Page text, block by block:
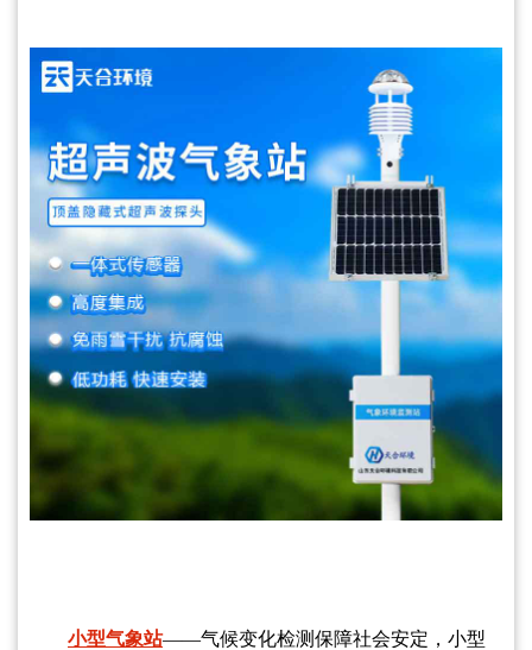
小型气象站——气候变化检测保障社会安定，小型